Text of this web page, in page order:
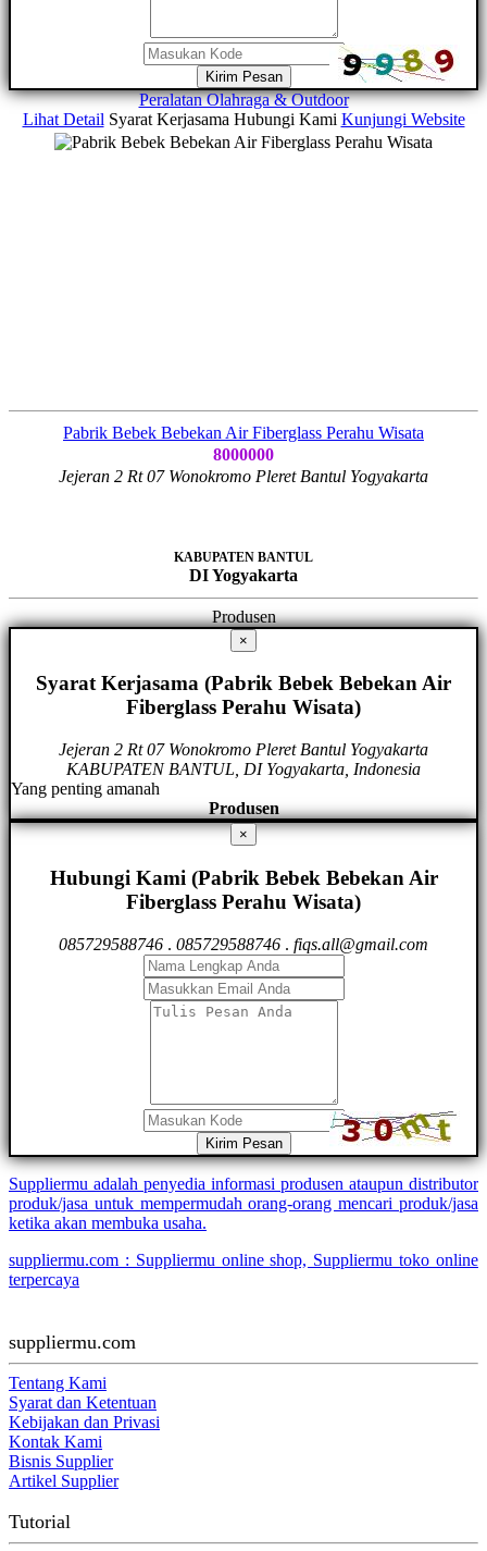
Kirim Pesan
Peralatan Olahraga & Outdoor
Lihat Detail Syarat Kerjasama Hubungi Kami Kunjungi Website
Pabrik Bebek Bebekan Air Fiberglass Perahu Wisata
8000000
Jejeran 2 Rt 07 Wonokromo Pleret Bantul Yogyakarta
KABUPATEN BANTUL
DI Yogyakarta
Produsen
×
Syarat Kerjasama (Pabrik Bebek Bebekan Air
Fiberglass Perahu Wisata)
Jejeran 2 Rt 07 Wonokromo Pleret Bantul Yogyakarta
KABUPATEN BANTUL, DI Yogyakarta, Indonesia
Yang penting amanah
Produsen
×
Hubungi Kami (Pabrik Bebek Bebekan Air
Fiberglass Perahu Wisata)
085729588746 . 085729588746 . fiqs.all@gmail.com
Kirim Pesan
Suppliermu adalah penyedia informasi produsen ataupun distributor
produk/jasa untuk mempermudah orang-orang mencari produk/jasa
ketika akan membuka usaha.
suppliermu.com : Suppliermu online shop, Suppliermu toko online
terpercaya
suppliermu.com
Tentang Kami
Syarat dan Ketentuan
Kebijakan dan Privasi
Kontak Kami
Bisnis Supplier
Artikel Supplier
Tutorial